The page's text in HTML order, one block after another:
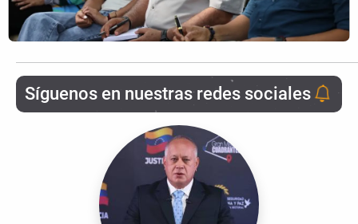
Síguenos en nuestras redes sociales